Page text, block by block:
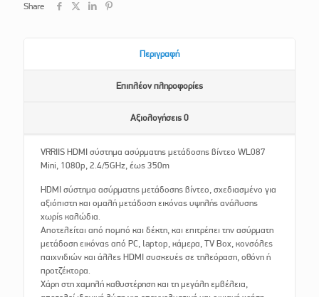
Share
Περιγραφή
Επιπλέον πληροφορίες
Αξιολογήσεις 0
VRRIIS HDMI σύστημα ασύρματης μετάδοσης βίντεο WL087
Mini, 1080p, 2.4/5GHz, έως 350m
HDMI σύστημα ασύρματης μετάδοσης βίντεο, σχεδιασμένο για
αξιόπιστη και ομαλή μετάδοση εικόνας υψηλής ανάλυσης
χωρίς καλώδια.
Αποτελείται από πομπό και δέκτη, και επιτρέπει την ασύρματη
μετάδοση εικόνας από PC, laptop, κάμερα, TV Box, κονσόλες
παιχνιδιών και άλλες HDMI συσκευές σε τηλεόραση, οθόνη ή
προτζέκτορα.
Χάρη στη χαμηλή καθυστέρηση και τη μεγάλη εμβέλεια,